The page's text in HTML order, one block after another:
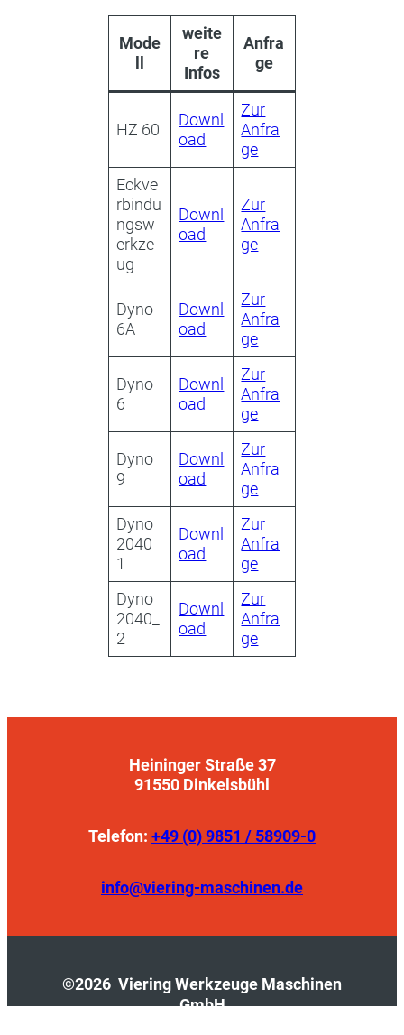
Mode
weite
re
Infos
Anfra
ge
HZ 60
Downl
oad
Zur
Anfra
ge
Eckve
rbindu
ngsw
erkze
ug
Downl
oad
Zur
Anfra
ge
Dyno
6A
Downl
oad
Zur
Anfra
ge
Dyno
6
Downl
oad
Zur
Anfra
ge
Dyno
9
Downl
oad
Zur
Anfra
ge
Dyno
2040_
1
Downl
oad
Zur
Anfra
ge
Dyno
2040_
2
Downl
oad
Zur
Anfra
ge
Heininger Straße 37
91550 Dinkelsbühl
Telefon: +49 (0) 9851 / 58909-0
info@viering-maschinen.de
©2026 Viering Werkzeuge Maschinen
GmbH